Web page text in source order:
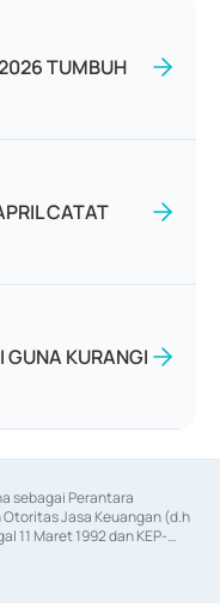
TUMBUH
CATAT
GUNA KURANGI
sebagai Perantara
Jasa Keuangan (d.h
11 Maret 1992 dan KEP-
sebagai Penjamin Emisi
Keuangan Nomor KEP-